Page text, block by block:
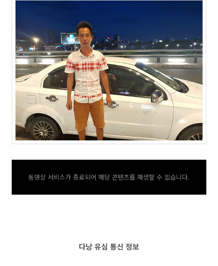
동영상 서비스가 종료되어 해당 콘텐츠를 재생할 수 없습니다.
다낭 유심 통신 정보